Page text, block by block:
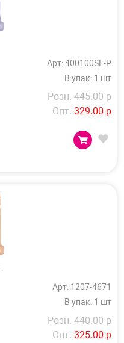
Арт: 400100SL-P
В упак: 1 шт
Розн. 445.00 р
Опт. 329.00 р
Арт: 1207-4671
В упак: 1 шт
Розн. 440.00 р
Опт. 325.00 р